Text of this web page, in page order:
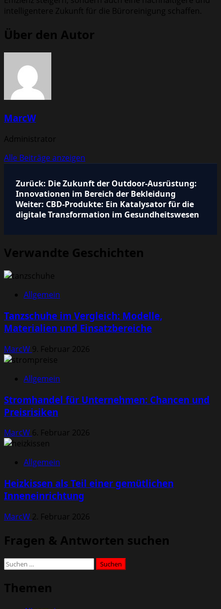
intelligentere Zukunft für die Büroreinigung schaffen.
Über den Autor
MarcW
Administrator
Alle Beiträge anzeigen
Beitragsnavigation
Zurück: Die Zukunft der Outdoor-Ausrüstung:
Innovationen im Bereich der Bekleidung
Weiter: CBD-Produkte: Ein Katalysator für die
digitale Transformation im Gesundheitswesen
Verwandte Geschichten
Allgemein
Tanzschuhe im Vergleich: Modelle,
Materialien und Einsatzbereiche
MarcW 9. Februar 2026
Allgemein
Stromhandel für Unternehmen: Chancen und
Preisrisiken
MarcW 6. Februar 2026
Allgemein
Heizkissen als Teil einer gemütlichen
Inneneinrichtung
MarcW 2. Februar 2026
Fragen & Antworten suchen
Suchen
nach:
Themen